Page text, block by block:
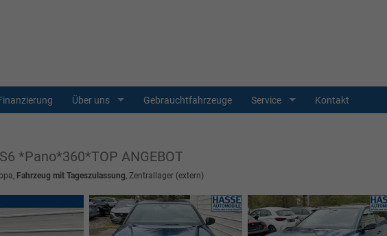
Über uns Gebrauchtfahrzeuge Service Kontakt
*Pano*360*TOP ANGEBOT
Fahrzeug mit Tageszulassung, Zentrallager (extern)